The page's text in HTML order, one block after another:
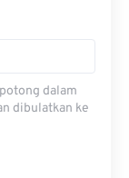
dalam
dibulatkan ke